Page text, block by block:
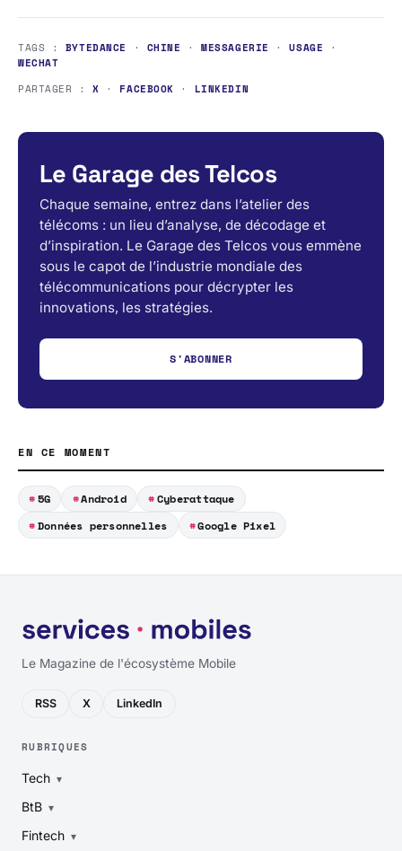
TAGS : BYTEDANCE · CHINE ·MESSAGERIE ·USAGE ·
WECHAT
PARTAGER :X · FACEBOOK · LINKEDIN
Le Garage des Telcos
Chaque semaine, entrez dans l’atelier des
télécoms : un lieu d’analyse, de décodage et
d’inspiration. Le Garage des Telcos vous emmène
sous le capot de l’industrie mondiale des
télécommunications pour décrypter les
innovations, les stratégies.
S'ABONNER
EN CE MOMENT
5G Android
Cyberattaque
Données personnelles
Google Pixel
Le Magazine de l'écosystème Mobile
RSS X LinkedIn
RUBRIQUES
Tech
BtB
Fintech